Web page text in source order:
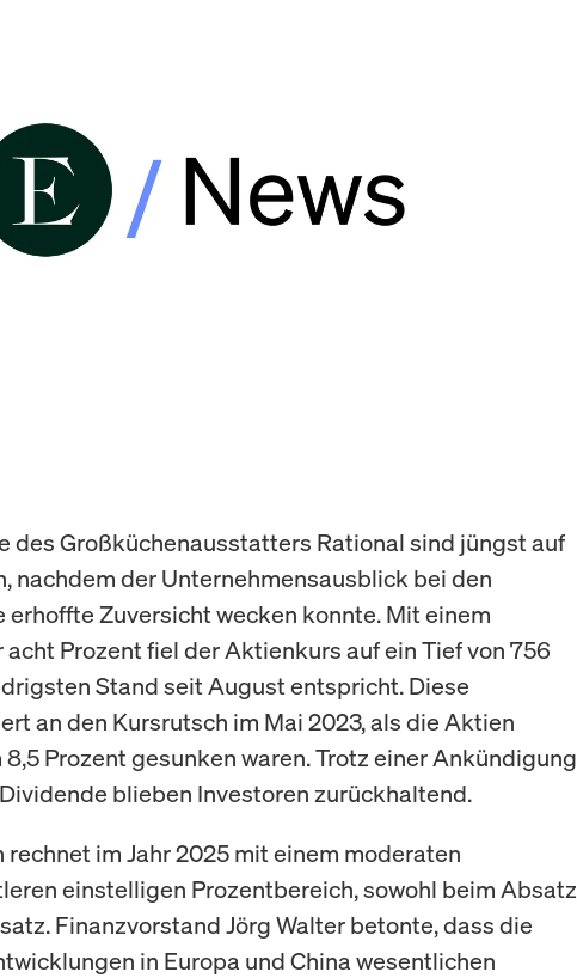
des Großküchenausstatters Rational sind jüngst auf
nachdem der Unternehmensausblick bei den
Zuversicht wecken konnte. Mit einem
acht Prozent fiel der Aktienkurs auf ein Tief von 756
Stand seit August entspricht. Diese
an den Kursrutsch im Mai 2023, als die Aktien
Prozent gesunken waren. Trotz einer Ankündigung
blieben Investoren zurückhaltend.
rechnet im Jahr 2025 mit einem moderaten
einstelligen Prozentbereich, sowohl beim Absatz
Finanzvorstand Jörg Walter betonte, dass die
in Europa und China wesentlichen